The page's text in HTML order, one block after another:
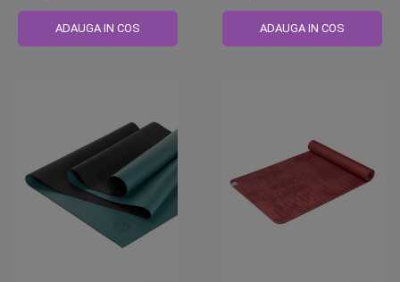
obisnuit
ADAUGA IN COS
obisnuit
ADAUGA IN COS